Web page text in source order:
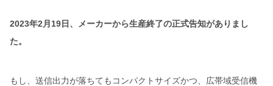
2023年2月19日、メーカーから生産終了の正式告知がありまし
た。
もし、送信出力が落ちてもコンパクトサイズかつ、広帯域受信機